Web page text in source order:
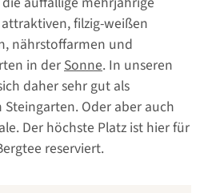
filzig-weißen
nährstoffarmen und
in der Sonne. In unseren
daher sehr gut als
Oder aber auch
Der höchste Platz ist hier für
reserviert.